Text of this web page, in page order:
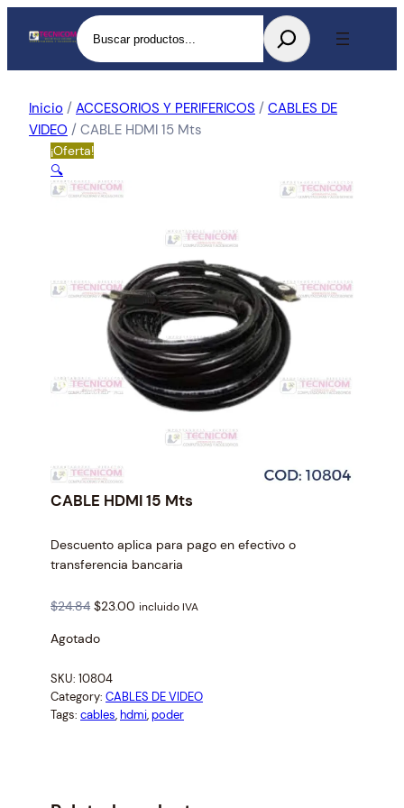
Buscar
Inicio / ACCESORIOS Y PERIFERICOS / CABLES DE
VIDEO / CABLE HDMI 15 Mts
¡Oferta!
🔍
CABLE HDMI 15 Mts
Descuento aplica para pago en efectivo o
transferencia bancaria
$24.84 O
i
i
n
a
$23.00 C
n
t
incluido IVA
Agotado
SKU: 10804
Category: CABLES DE VIDEO
Tags: cables, hdmi, poder